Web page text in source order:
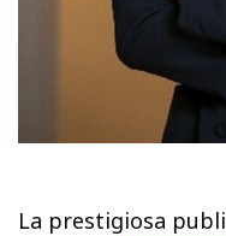
La prestigiosa